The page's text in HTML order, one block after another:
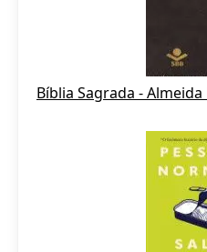
Bíblia Sagrada -